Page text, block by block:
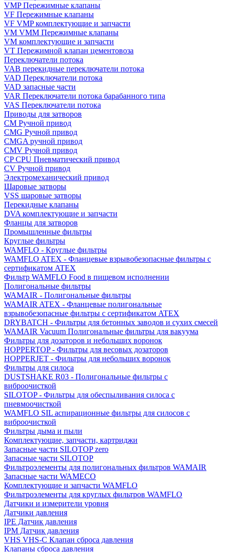
VMP Пережимные клапаны
VF Пережимные клапаны
VF VMP комплектующие и запчасти
VM VMM Пережимные клапаны
VM комплектующие и запчасти
VT Пережимной клапан цементовоза
Переключатели потока
VAB перекидные переключатели потока
VAD Переключатели потока
VAD запасные части
VAR Переключатели потока барабанного типа
VAS Переключатели потока
Приводы для затворов
СМ Ручной привод
CMG Ручной привод
CMGA ручной привод
CMV Ручной привод
CP CPU Пневматический привод
CV Ручной привод
Электромеханический привод
Шаровые затворы
VSS шаровые затворы
Перекидные клапаны
DVA комплектующие и запчасти
Фланцы для затворов
Промышленные фильтры
Круглые фильтры
WAMFLO - Круглые фильтры
WAMFLO ATEX - Фланцевые взрывобезопасные фильтры с
сертификатом ATEX
Фильтр WAMFLO Food в пищевом исполнении
Полигональные фильтры
WAMAIR - Полигональные фильтры
WAMAIR ATEX - Фланцевые полигональные
взрывобезопасные фильтры с сертификатом ATEX
DRYBATCH - Фильтры для бетонных заводов и сухих смесей
WAMAIR Vacuum Полигональные фильтры для вакуума
Фильтры для дозаторов и небольших воронок
HOPPERTOP - Фильтры для весовых дозаторов
HOPPERJET - Фильтры для небольших воронок
Фильтры для силоса
DUSTSHAKE R03 - Полигональные фильтры с
виброочисткой
SILOTOP - Фильтры для обеспыливания силоса c
пневмоочисткой
WAMFLO SIL аспирационные фильтры для силосов с
виброочисткой
Фильтры дыма и пыли
Комплектующие, запчасти, картриджи
Запасные части SILOTOP zero
Запасные части SILOTOP
Фильтроэлементы для полигональных фильтров WAMAIR
Запасные части WAMECO
Комплектующие и запчасти WAMFLO
Фильтроэлементы для круглых фильтров WAMFLO
Датчики и измерители уровня
Датчики давления
IPE Датчик давления
IPM Датчик давления
VHS VHS-C Клапан сброса давления
Клапаны сброса давления